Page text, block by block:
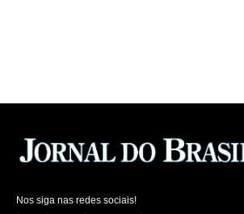
Nos siga nas redes sociais!